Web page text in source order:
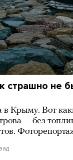
страшно не
в Крыму. Вот
— без